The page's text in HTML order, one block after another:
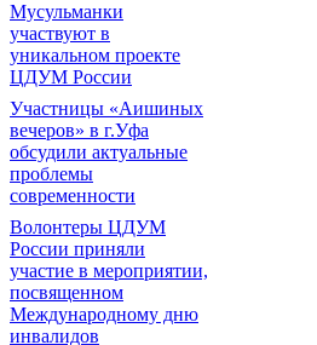
Мусульманки
участвуют в
уникальном проекте
ЦДУМ России
Участницы «Аишиных
вечеров» в г.Уфа
обсудили актуальные
проблемы
современности
Волонтеры ЦДУМ
России приняли
участие в мероприятии,
посвященном
Международному дню
инвалидов